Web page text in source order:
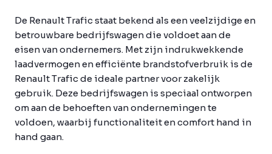
De Renault Trafic staat bekend als een veelzijdige en
betrouwbare bedrijfswagen die voldoet aan de
eisen van ondernemers. Met zijn indrukwekkende
laadvermogen en efficiënte brandstofverbruik is de
Renault Trafic de ideale partner voor zakelijk
gebruik. Deze bedrijfswagen is speciaal ontworpen
om aan de behoeften van ondernemingen te
voldoen, waarbij functionaliteit en comfort hand in
hand gaan.